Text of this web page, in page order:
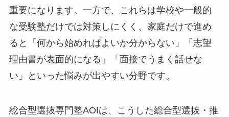
重要になります。一方で、これらは学校や一般的
な受験塾だけでは対策しにくく、家庭だけで進め
ると「何から始めればよいか分からない」「志望
理由書が表面的になる」「面接でうまく話せな
い」といった悩みが出やすい分野です。
総合型選抜専門塾AOIは、こうした総合型選抜・推